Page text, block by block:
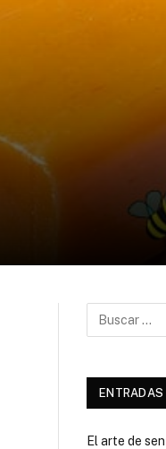
ENTRADAS
El arte de